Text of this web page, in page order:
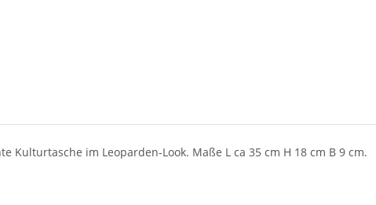
im Leoparden-Look. Maße L ca 35 cm H 18 cm B 9 cm.